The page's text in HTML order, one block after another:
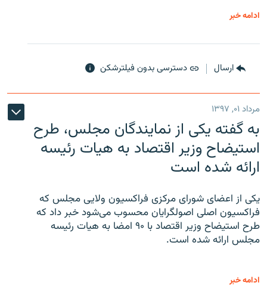
ادامه خبر
ارسال دسترسی بدون فیلترشکن
مرداد ۰۱, ۱۳۹۷
به گفته یکی از نمایندگان مجلس، طرح
استیضاح وزیر اقتصاد به هیات رئیسه
ارائه شده است
یکی از اعضای شورای مرکزی فراکسیون ولایی مجلس که
فراکسیون اصلی اصولگرایان محسوب می‌شود خبر داد که
طرح استیضاح وزیر اقتصاد با ۹۰ امضا به هیات رئیسه
مجلس ارائه شده است.
ادامه خبر